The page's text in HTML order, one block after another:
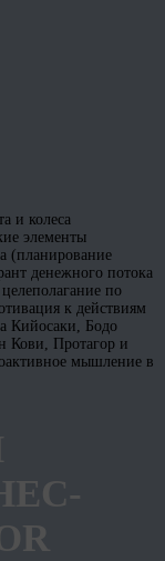
и колеса
элементы
(планирование
денежного потока
по
к действиям
Кийосаки, Бодо
Кови, Протагор и
мышление в